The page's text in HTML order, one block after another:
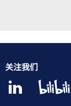
关注我们